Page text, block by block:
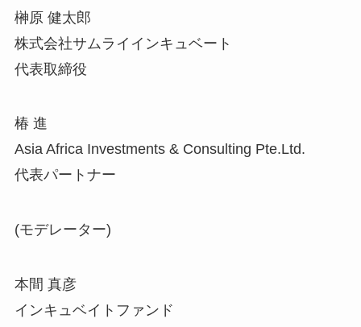
榊原 健太郎
株式会社サムライインキュベート
代表取締役
椿 進
Asia Africa Investments & Consulting Pte.Ltd.
代表パートナー
(モデレーター)
本間 真彦
インキュベイトファンド